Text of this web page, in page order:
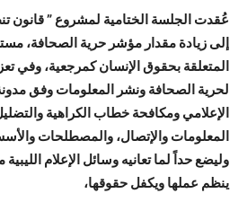
عُقدت الجلسة الختامية لمشروع ” قانون
إلى زيادة مقدار مؤشر حرية الصحافة،
المتعلقة بحقوق الإنسان كمرجعية، وفي
لحرية الصحافة ونشر المعلومات وفق
الإعلامي ومكافحة خطاب الكراهية
المعلومات والإتصال، والمصطلحات والأسس
وليضع حداً لما تعانيه وسائل الإعلام
ينظم عملها ويكفل حقوقها،